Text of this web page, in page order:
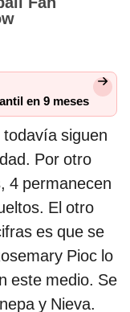
en 9 meses
siguen
Por otro
4 permanecen
El otro
es que se
Pioc lo
este medio. Se
y Nieva.